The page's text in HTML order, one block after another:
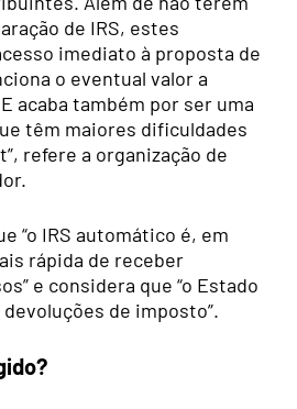
de IRS, estes
imediato à proposta de
o eventual valor a
acaba também por ser uma
têm maiores dificuldades
refere a organização de
“o IRS automático é, em
rápida de receber
e considera que “o Estado
de imposto”.